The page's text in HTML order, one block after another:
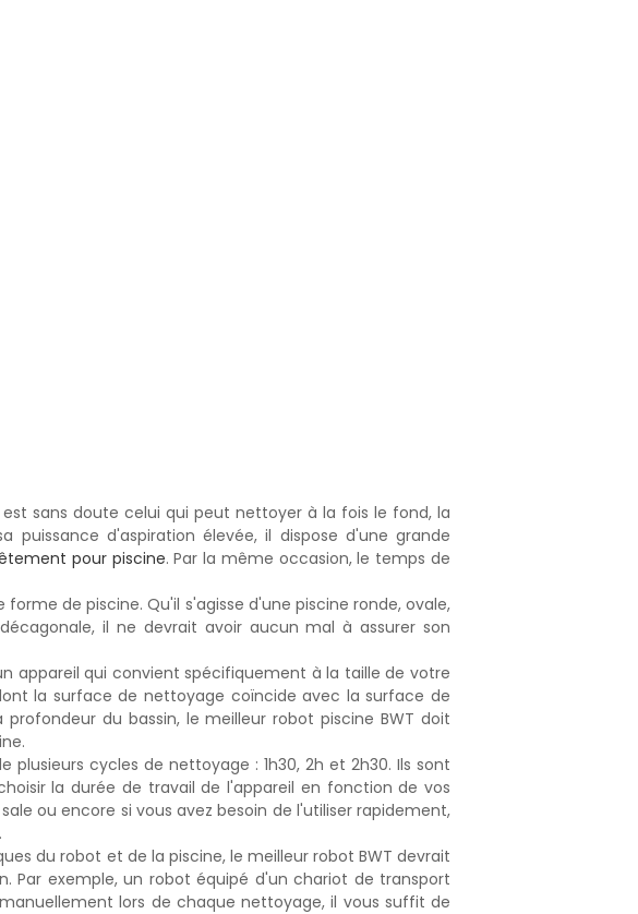
sans doute celui qui peut nettoyer à la fois le fond, la
d'aspiration élevée, il dispose d'une grande
pour piscine. Par la même occasion, le temps de
de piscine. Qu'il s'agisse d'une piscine ronde, ovale,
il ne devrait avoir aucun mal à assurer son
appareil qui convient spécifiquement à la taille de votre
la surface de nettoyage coïncide avec la surface de
du bassin, le meilleur robot piscine BWT doit
cycles de nettoyage : 1h30, 2h et 2h30. Ils sont
la durée de travail de l'appareil en fonction de vos
ou encore si vous avez besoin de l'utiliser rapidement,
du robot et de la piscine, le meilleur robot BWT devrait
Par exemple, un robot équipé d'un chariot de transport
lors de chaque nettoyage, il vous suffit de